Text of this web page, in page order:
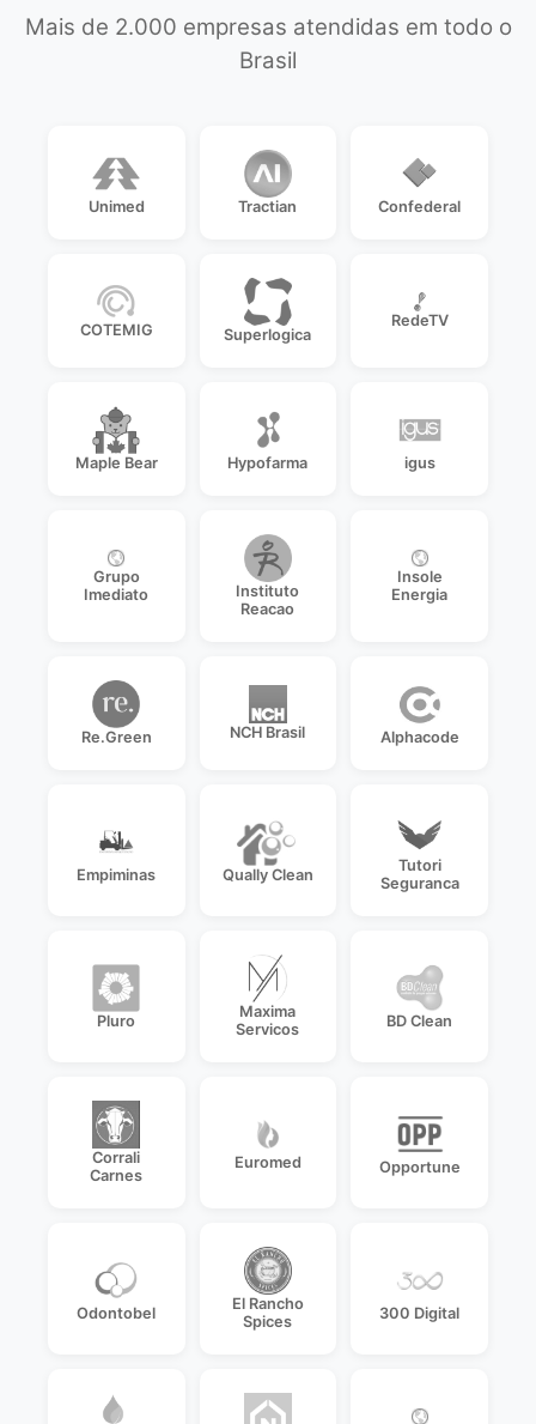
Mais de 2.000 empresas atendidas em todo o
Brasil
Unimed Tractian Confederal
COTEMIG Superlogica
RedeTV
Maple Bear Hypofarma igus
Grupo
Imediato
Instituto
Reacao
Insole
Energia
Re.Green NCH Brasil Alphacode
Empiminas Qually Clean
Tutori
Seguranca
Pluro
Maxima
Servicos
BD Clean
Corrali
Carnes
Euromed Opportune
Odontobel
El Rancho
Spices
300 Digital